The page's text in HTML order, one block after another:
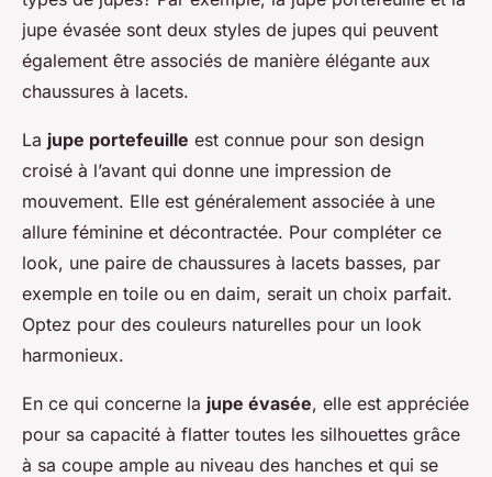
jupe évasée sont deux styles de jupes qui peuvent
également être associés de manière élégante aux
chaussures à lacets.
La jupe portefeuille est connue pour son design
croisé à l’avant qui donne une impression de
mouvement. Elle est généralement associée à une
allure féminine et décontractée. Pour compléter ce
look, une paire de chaussures à lacets basses, par
exemple en toile ou en daim, serait un choix parfait.
Optez pour des couleurs naturelles pour un look
harmonieux.
En ce qui concerne la jupe évasée, elle est appréciée
pour sa capacité à flatter toutes les silhouettes grâce
à sa coupe ample au niveau des hanches et qui se